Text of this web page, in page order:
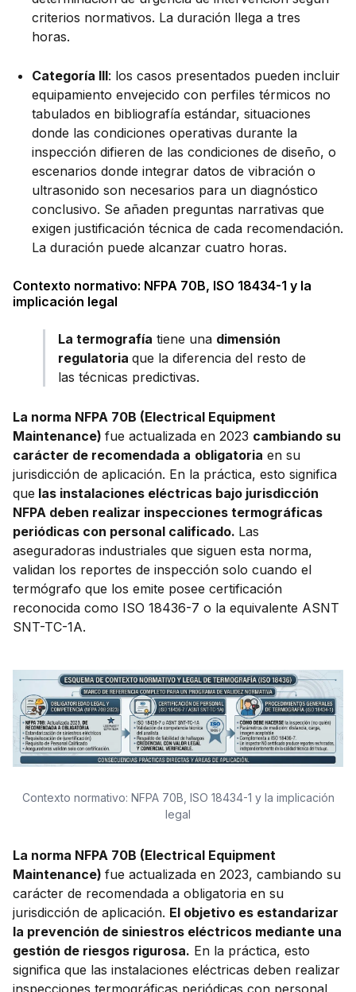
criterios normativos. La duración llega a tres
horas.
Categoría III: los casos presentados pueden incluir
equipamiento envejecido con perfiles térmicos no
tabulados en bibliografía estándar, situaciones
donde las condiciones operativas durante la
inspección difieren de las condiciones de diseño, o
escenarios donde integrar datos de vibración o
ultrasonido son necesarios para un diagnóstico
conclusivo. Se añaden preguntas narrativas que
exigen justificación técnica de cada recomendación.
La duración puede alcanzar cuatro horas.
Contexto normativo: NFPA 70B, ISO 18434-1 y la
implicación legal
La termografía tiene una dimensión
regulatoriaque la diferencia del resto de
las técnicas predictivas.
La norma NFPA 70B (Electrical Equipment
Maintenance) fue actualizada en 2023 cambiando su
carácter de recomendada a obligatoria en su
jurisdicción de aplicación. En la práctica, esto significa
que las instalaciones eléctricas bajo jurisdicción
NFPA deben realizar inspecciones termográficas
periódicas con personal calificado. Las
aseguradoras industriales que siguen esta norma,
validan los reportes de inspección solo cuando el
termógrafo que los emite posee certificación
reconocida como ISO 18436-7 o la equivalente ASNT
SNT-TC-1A.
Contexto normativo: NFPA 70B, ISO 18434-1 y la implicación
legal
La norma NFPA 70B (Electrical Equipment
Maintenance) fue actualizada en 2023, cambiando su
carácter de recomendada a obligatoria en su
jurisdicción de aplicación. El objetivo es estandarizar
la prevención de siniestros eléctricos mediante una
gestión de riesgos rigurosa. En la práctica, esto
significa que las instalaciones eléctricas deben realizar